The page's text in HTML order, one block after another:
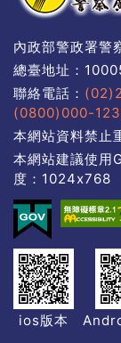
內政部警政署警
總臺地址：
聯絡電話：
(0800)000-123
本網站資料禁止
本網站建議使用
度：1024x768
ios版本